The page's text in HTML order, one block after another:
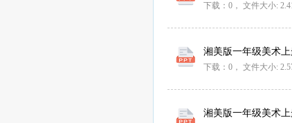
下载：0， 文件大小:
湘美版一年级美术
下载：0， 文件大小:
湘美版一年级美术